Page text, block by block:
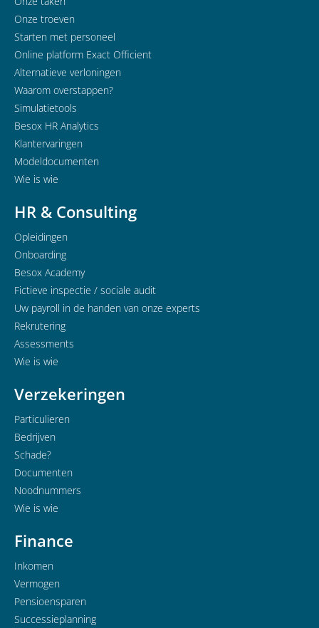
Onze troeven
Starten met personeel
Online platform Exact Officient
Alternatieve verloningen
Waarom overstappen?
Simulatietools
Besox HR Analytics
Klantervaringen
Modeldocumenten
Wie is wie
HR & Consulting
Opleidingen
Onboarding
Besox Academy
Fictieve inspectie / sociale audit
Uw payroll in de handen van onze experts
Rekrutering
Assessments
Wie is wie
Verzekeringen
Particulieren
Bedrijven
Schade?
Documenten
Noodnummers
Wie is wie
Finance
Inkomen
Vermogen
Pensioensparen
Successieplanning